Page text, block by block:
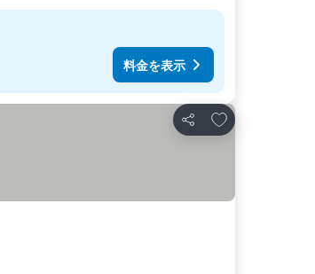
料金を表示
シェア
お気に入りに追加